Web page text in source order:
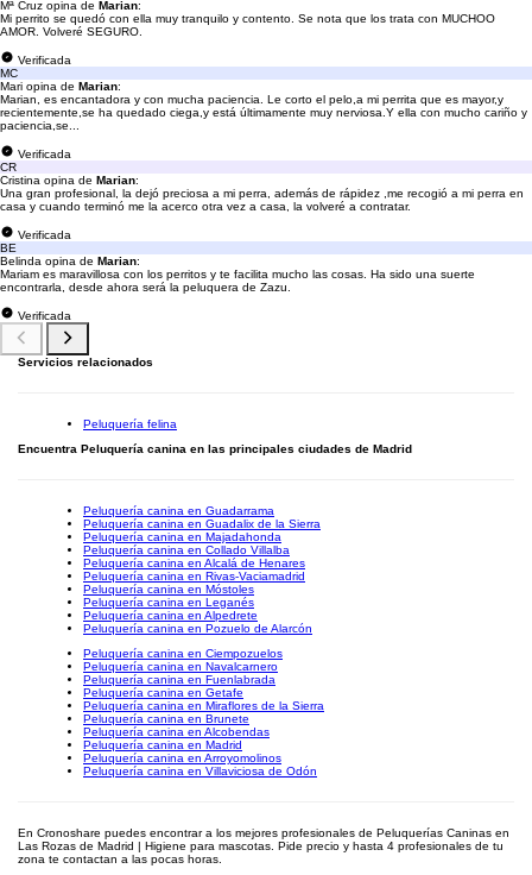
Mª Cruz opina de Marian:
Mi perrito se quedó con ella muy tranquilo y contento. Se nota que los trata con MUCHOO
AMOR. Volveré SEGURO.
Verificada
MC
Mari opina de Marian:
Marian, es encantadora y con mucha paciencia. Le corto el pelo,a mi perrita que es mayor,y
recientemente,se ha quedado ciega,y está últimamente muy nerviosa.Y ella con mucho cariño y
paciencia,se...
Verificada
CR
Cristina opina de Marian:
Una gran profesional, la dejó preciosa a mi perra, además de rápidez ,me recogió a mi perra en
casa y cuando terminó me la acerco otra vez a casa, la volveré a contratar.
Verificada
BE
Belinda opina de Marian:
Mariam es maravillosa con los perritos y te facilita mucho las cosas. Ha sido una suerte
encontrarla, desde ahora será la peluquera de Zazu.
Verificada
Servicios relacionados
Peluquería felina
Encuentra Peluquería canina en las principales ciudades de Madrid
Peluquería canina en Guadarrama
Peluquería canina en Guadalix de la Sierra
Peluquería canina en Majadahonda
Peluquería canina en Collado Villalba
Peluquería canina en Alcalá de Henares
Peluquería canina en Rivas-Vaciamadrid
Peluquería canina en Móstoles
Peluquería canina en Leganés
Peluquería canina en Alpedrete
Peluquería canina en Pozuelo de Alarcón
Peluquería canina en Ciempozuelos
Peluquería canina en Navalcarnero
Peluquería canina en Fuenlabrada
Peluquería canina en Getafe
Peluquería canina en Miraflores de la Sierra
Peluquería canina en Brunete
Peluquería canina en Alcobendas
Peluquería canina en Madrid
Peluquería canina en Arroyomolinos
Peluquería canina en Villaviciosa de Odón
En Cronoshare puedes encontrar a los mejores profesionales de Peluquerías Caninas en
Las Rozas de Madrid | Higiene para mascotas. Pide precio y hasta 4 profesionales de tu
zona te contactan a las pocas horas.